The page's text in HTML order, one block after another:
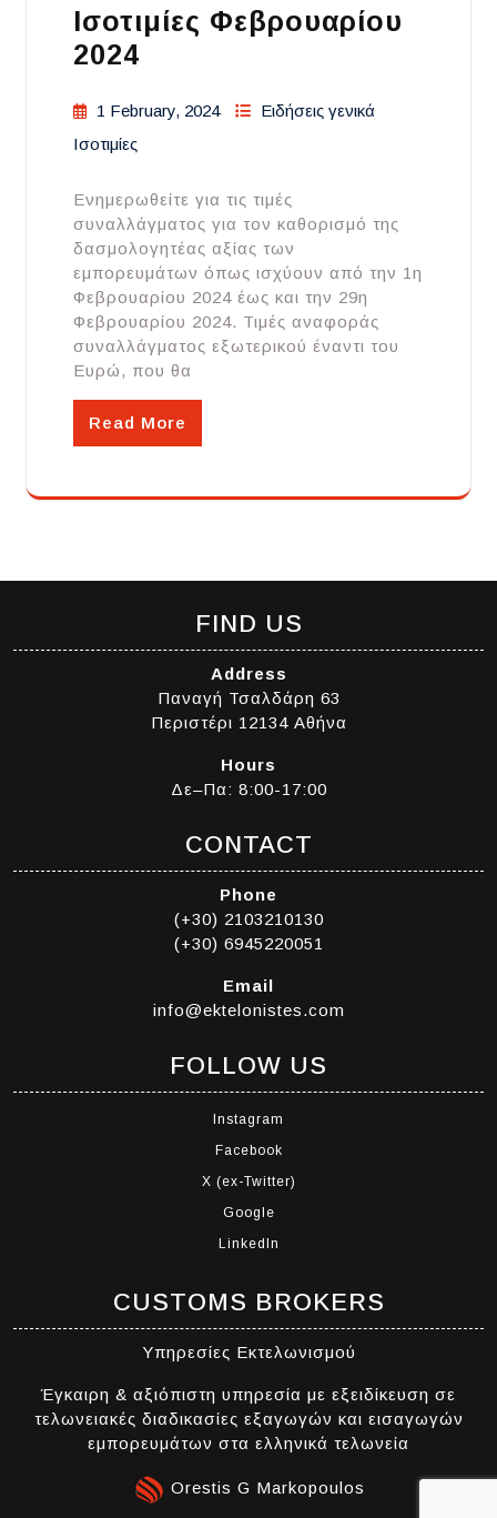
Ισοτιμίες Φεβρουαρίου
2024
1 February, 2024
Ειδήσεις γενικά
Ισοτιμίες
Ενημερωθείτε για τις τιμές
συναλλάγματος για τον καθορισμό της
δασμολογητέας αξίας των
εμπορευμάτων όπως ισχύουν από την 1η
Φεβρουαρίου 2024 έως και την 29η
Φεβρουαρίου 2024. Τιμές αναφοράς
συναλλάγματος εξωτερικού έναντι του
Ευρώ, που θα
Read More
FIND US
Address
Παναγή Τσαλδάρη 63
Περιστέρι 12134 Αθήνα
Hours
Δε–Πα: 8:00-17:00
CONTACT
Phone
(+30) 2103210130
(+30) 6945220051
Email
info@ektelonistes.com
FOLLOW US
Instagram
Facebook
X (ex-Twitter)
Google
LinkedIn
CUSTOMS BROKERS
Υπηρεσίες Εκτελωνισμού
Έγκαιρη & αξιόπιστη υπηρεσία με εξειδίκευση σε
τελωνειακές διαδικασίες εξαγωγών και εισαγωγών
εμπορευμάτων στα ελληνικά τελωνεία
Orestis G Markopoulos